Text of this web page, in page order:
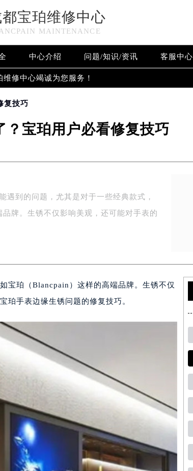
都宝珀维修中心
MAINTENANCE
中心介绍 问题/知识/资讯 客服中心
维修中心竭诚为您服务！
复技巧
？宝珀用户必看修复技巧
遇到的问题，尤其是对于一些经典款式，
牌。生锈不仅影响美观，还可能对手表的
宝珀（Blancpain）这样的高端品牌。生锈不仅
珀手表边缘生锈问题的修复技巧。